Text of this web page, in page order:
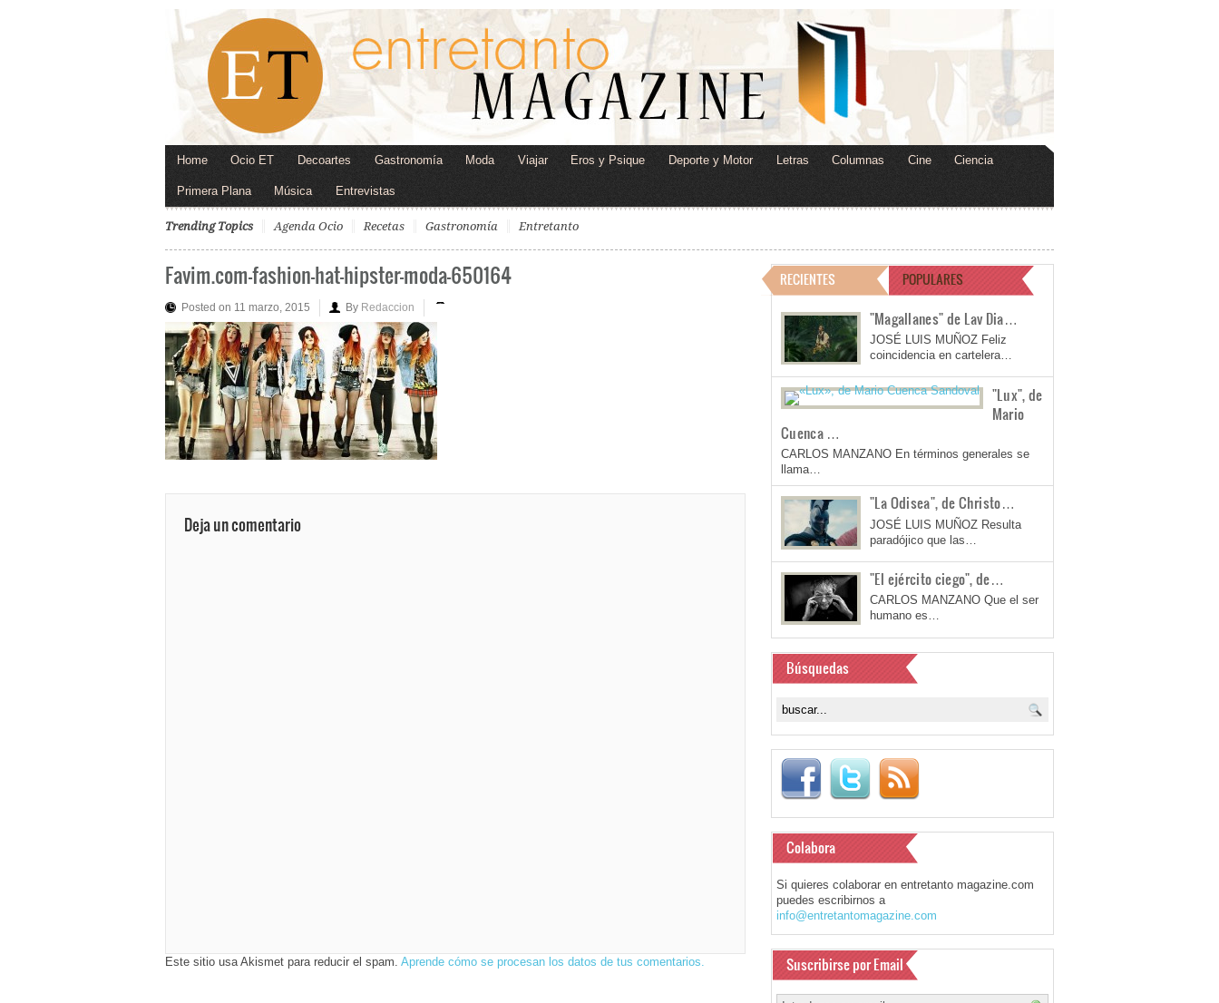
Home Ocio ET Decoartes Gastronomía Moda Viajar Eros y Psique Deporte y Motor Letras Columnas Cine Ciencia
Primera Plana Música Entrevistas
Trending Topics Agenda Ocio Recetas Gastronomía Entretanto
Favim.com-fashion-hat-hipster-moda-650164
Posted on 11 marzo, 2015 By Redaccion
Deja un comentario
Este sitio usa Akismet para reducir el spam. Aprende cómo se procesan los datos de tus comentarios.
RECIENTES POPULARES
"Magallanes" de Lav Dia…
JOSÉ LUIS MUÑOZ Feliz
coincidencia en cartelera…
"Lux", de
Mario
Cuenca …
CARLOS MANZANO En términos generales se
llama…
"La Odisea", de Christo…
JOSÉ LUIS MUÑOZ Resulta
paradójico que las…
"El ejército ciego", de…
CARLOS MANZANO Que el ser
humano es…
Búsquedas
Colabora
Si quieres colaborar en entretanto magazine.com
puedes escribirnos a
info@entretantomagazine.com
Suscribirse por Email